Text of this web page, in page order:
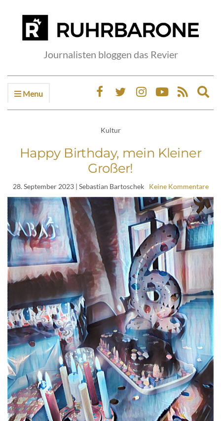
Journalisten bloggen das Revier
Menu
Kultur
Happy Birthday, mein Kleiner
Großer!
28. September 2023| Sebastian Bartoschek Keine Kommentare